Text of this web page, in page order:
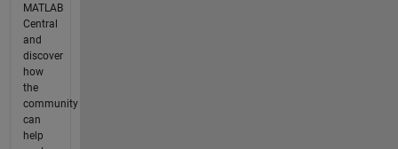
MATLAB
Central
and
discover
how
the
community
can
help